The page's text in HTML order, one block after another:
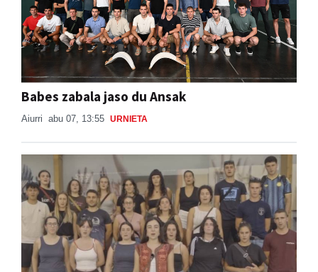
Babes zabala jaso du Ansak
Aiurri abu 07, 13:55 URNIETA